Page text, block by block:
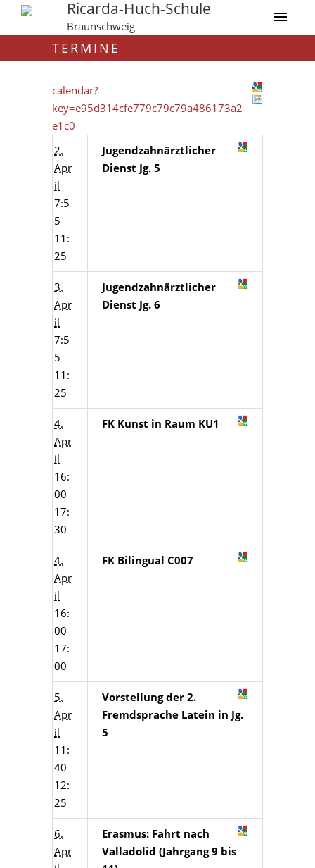
Ricarda-Huch-Schule
Braunschweig
TERMINE
calendar?
key=e95d314cfe779c79c79a486173a2
e1c0
2.
Apr
il
7:5
5
11:
25
Jugendzahnärztlicher
Dienst Jg. 5
3.
Apr
il
7:5
5
11:
25
Jugendzahnärztlicher
Dienst Jg. 6
4.
Apr
il
16:
00
17:
30
FK Kunst in Raum KU1
4.
Apr
il
16:
00
17:
00
FK Bilingual C007
5.
Apr
il
11:
40
12:
25
Vorstellung der 2.
Fremdsprache Latein in Jg.
5
6.
Apr
Erasmus: Fahrt nach
Valladolid (Jahrgang 9 bis